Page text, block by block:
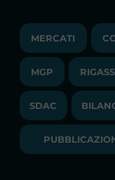
MERCATI
MGP
SDAC